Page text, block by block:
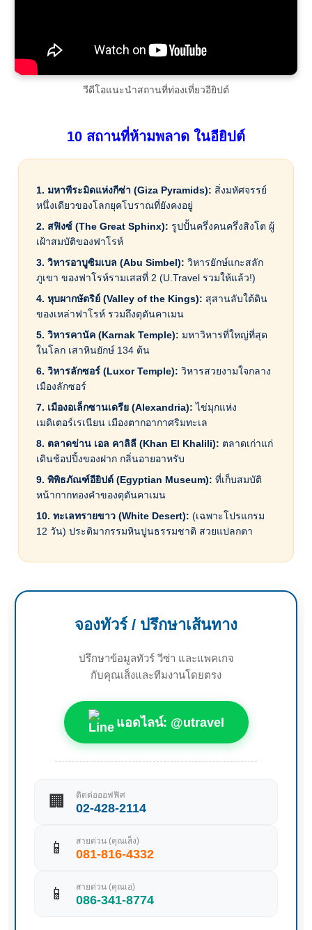
วีดีโอแนะนำสถานที่ท่องเที่ยวอียิปต์
10 สถานที่ห้ามพลาด ในอียิปต์
1. มหาพีระมิดแห่งกีซ่า (Giza Pyramids): สิ่งมหัศจรรย์
หนึ่งเดียวของโลกยุคโบราณที่ยังคงอยู่
2. สฟิงซ์ (The Great Sphinx): รูปปั้นครึ่งคนครึ่งสิงโต ผู้
เฝ้าสมบัติของฟาโรห์
3. วิหารอาบูซิมเบล (Abu Simbel): วิหารยักษ์แกะสลัก
ภูเขา ของฟาโรห์รามเสสที่ 2 (U.Travel รวมให้แล้ว!)
4. หุบผากษัตริย์ (Valley of the Kings): สุสานลับใต้ดิน
ของเหล่าฟาโรห์ รวมถึงตุตันคาเมน
5. วิหารคานัค (Karnak Temple): มหาวิหารที่ใหญ่ที่สุด
ในโลก เสาหินยักษ์ 134 ต้น
6. วิหารลักซอร์ (Luxor Temple): วิหารสวยงามใจกลาง
เมืองลักซอร์
7. เมืองอเล็กซานเดรีย (Alexandria): ไข่มุกแห่ง
เมดิเตอร์เรเนียน เมืองตากอากาศริมทะเล
8. ตลาดข่าน เอล คาลิลี (Khan El Khalili): ตลาดเก่าแก่
เดินช้อปปิ้งของฝาก กลิ่นอายอาหรับ
9. พิพิธภัณฑ์อียิปต์ (Egyptian Museum): ที่เก็บสมบัติ
หน้ากากทองคำของตุตันคาเมน
10. ทะเลทรายขาว (White Desert): (เฉพาะโปรแกรม
12 วัน) ประติมากรรมหินปูนธรรมชาติ สวยแปลกตา
จองทัวร์ / ปรึกษาเส้นทาง
ปรึกษาข้อมูลทัวร์ วีซ่า และแพคเกจ
กับคุณเส็งและทีมงานโดยตรง
แอดไลน์: @utravel
🏢 ติดต่อออฟฟิศ
02-428-2114
📱 สายด่วน (คุณเส็ง)
081-816-4332
📱 สายด่วน (คุณเอ)
086-341-8774